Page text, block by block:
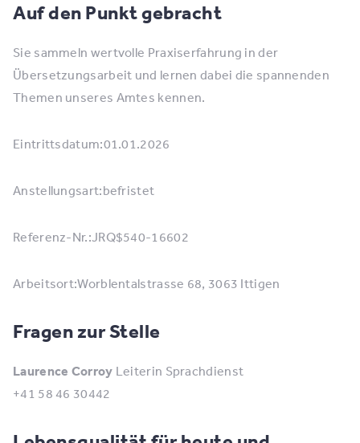
Auf den Punkt gebracht
Sie sammeln wertvolle Praxiserfahrung in der
Übersetzungsarbeit und lernen dabei die spannenden
Themen unseres Amtes kennen.
Eintrittsdatum:01.01.2026
Anstellungsart:befristet
Referenz-Nr.:JRQ$540-16602
Arbeitsort:Worblentalstrasse 68, 3063 Ittigen
Fragen zur Stelle
Laurence Corroy Leiterin Sprachdienst
+41 58 46 30442